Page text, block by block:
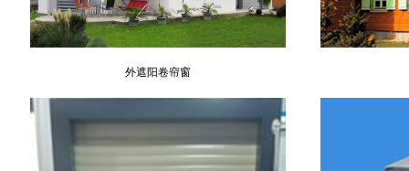
外遮阳卷帘窗